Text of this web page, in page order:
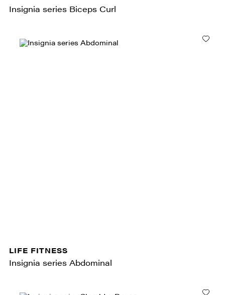
Insignia series Biceps Curl
LIFE FITNESS
Insignia series Abdominal